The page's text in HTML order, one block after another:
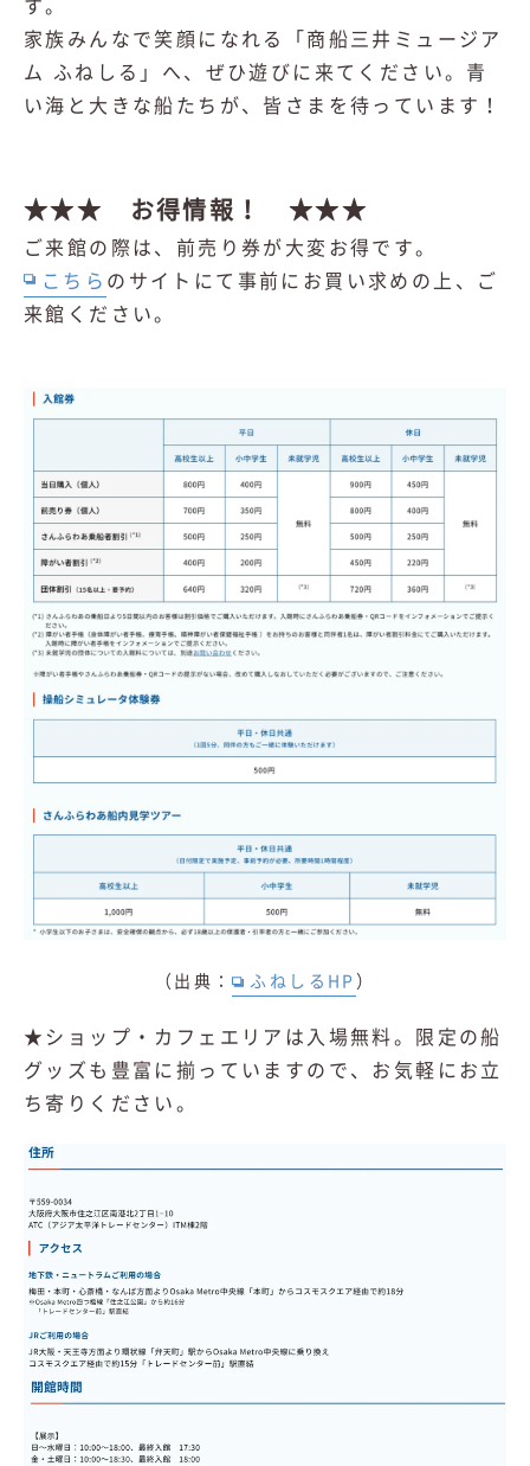
す。
家族みんなで笑顔になれる「商船三井ミュージア
ム ふねしる」へ、ぜひ遊びに来てください。青
い海と大きな船たちが、皆さまを待っています！
★★★ お得情報！ ★★★
ご来館の際は、前売り券が大変お得です。
こちら のサイトにて事前にお買い求めの上、ご
来館ください。
（出典： ふねしるHP ）
★ショップ・カフェエリアは入場無料。限定の船
グッズも豊富に揃っていますので、お気軽にお立
ち寄りください。